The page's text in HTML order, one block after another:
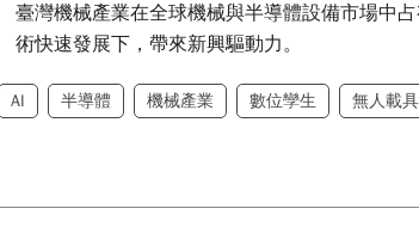
臺灣機械產業在全球機械與半導體設備市場中
術快速發展下，帶來新興驅動力。
AI 半導體 機械產業 數位孿生 無人載具